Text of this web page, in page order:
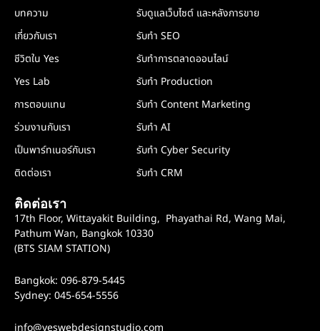
บทความ
เกี่ยวกับเรา
ชีวิตใน Yes
Yes Lab
การตอบแทน
ร่วมงานกับเรา
เป็นพาร์ทเนอร์กับเรา
ติดต่อเรา
รับดูแลเว็บไซต์ และหลังการขาย
รับทำ SEO
รับทำการตลาดออนไลน์
รับทำ Production
รับทำ Content Marketing
รับทำ AI
รับทำ Cyber Security
รับทำ CRM
ติดต่อเรา
17th Floor, Wittayakit Building, Phayathai Rd, Wang Mai,
Pathum Wan, Bangkok 10330
(BTS SIAM STATION)
Bangkok: 096-879-5445
Sydney: 045-654-5556
info@yeswebdesignstudio.com